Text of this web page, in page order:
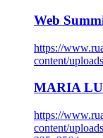
Web
https://
content/
MARIA
https://
content/